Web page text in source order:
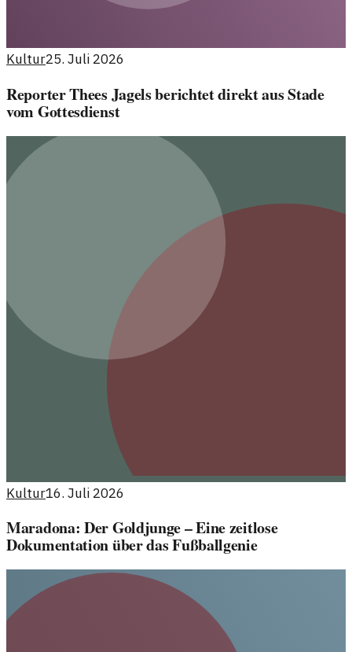
Kultur25. Juli 2026
Reporter Thees Jagels berichtet direkt aus Stade
vom Gottesdienst
Kultur16. Juli 2026
Maradona: Der Goldjunge – Eine zeitlose
Dokumentation über das Fußballgenie